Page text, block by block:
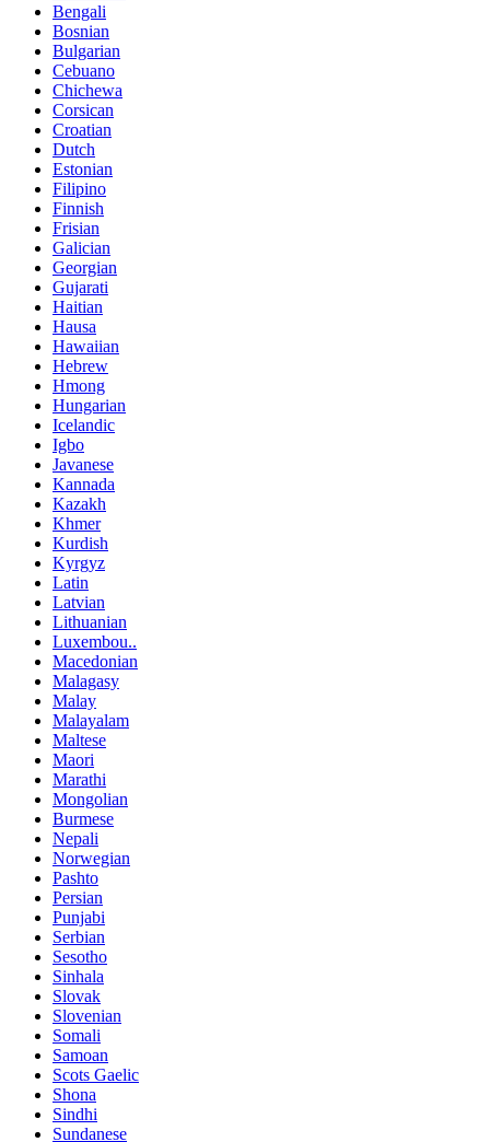
Bengali
Bosnian
Bulgarian
Cebuano
Chichewa
Corsican
Croatian
Dutch
Estonian
Filipino
Finnish
Frisian
Galician
Georgian
Gujarati
Haitian
Hausa
Hawaiian
Hebrew
Hmong
Hungarian
Icelandic
Igbo
Javanese
Kannada
Kazakh
Khmer
Kurdish
Kyrgyz
Latin
Latvian
Lithuanian
Luxembou..
Macedonian
Malagasy
Malay
Malayalam
Maltese
Maori
Marathi
Mongolian
Burmese
Nepali
Norwegian
Pashto
Persian
Punjabi
Serbian
Sesotho
Sinhala
Slovak
Slovenian
Somali
Samoan
Scots Gaelic
Shona
Sindhi
Sundanese